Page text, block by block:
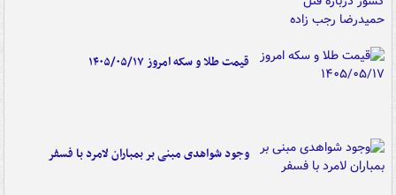
قیمت طلا و سکه امروز ۱۴۰۵/۰۵/۱۷
وجود شواهدی مبنی بر بمباران لامرد با فسفر